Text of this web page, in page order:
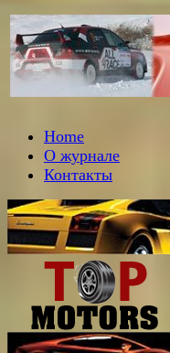
Home
О журнале
Контакты